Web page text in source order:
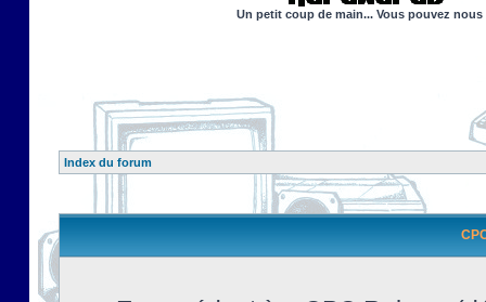
Un petit coup de main... Vous pouvez
Index du forum